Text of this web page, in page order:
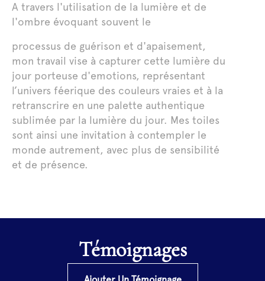
A travers l'utilisation de la lumière et de
l'ombre évoquant souvent le
processus de guérison et d'apaisement,
mon travail vise à capturer cette lumière du
jour porteuse d'emotions, représentant
l’univers féerique des couleurs vraies et à la
retranscrire en une palette authentique
sublimée par la lumière du jour. Mes toiles
sont ainsi une invitation à contempler le
monde autrement, avec plus de sensibilité
et de présence.
Témoignages